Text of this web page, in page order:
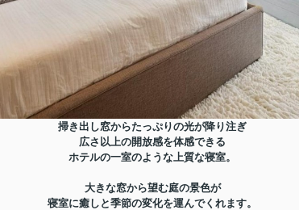
掃き出し窓からたっぷりの光が降り注ぎ
広さ以上の開放感を体感できる
ホテルの一室のような上質な寝室。
大きな窓から望む庭の景色が
寝室に癒しと季節の変化を運んでくれます。